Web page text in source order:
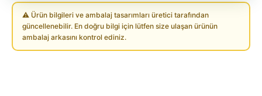
⚠ Ürün bilgileri ve ambalaj tasarımları üretici tarafından
güncellenebilir. En doğru bilgi için lütfen size ulaşan ürünün
ambalaj arkasını kontrol ediniz.